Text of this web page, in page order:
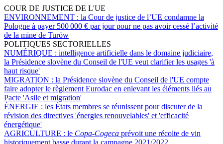
COUR DE JUSTICE DE L'UE
ENVIRONNEMENT : la Cour de justice de l’UE condamne la
Pologne à payer 500 000 € par jour pour ne pas avoir cessé l’activité
de la mine de Turów
POLITIQUES SECTORIELLES
NUMÉRIQUE : intelligence artificielle dans le domaine judiciaire,
la Présidence slovène du Conseil de l'UE veut clarifier les usages 'à
haut risque'
MIGRATION : la Présidence slovène du Conseil de l'UE compte
faire adopter le règlement Eurodac en enlevant les éléments liés au
Pacte 'Asile et migration'
ÉNERGIE : les États membres se réunissent pour discuter de la
révision des directives 'énergies renouvelables' et 'efficacité
énergétique'
AGRICULTURE : le Copa-Cogeca prévoit une récolte de vin
historiquement basse durant la campagne 2021/2022